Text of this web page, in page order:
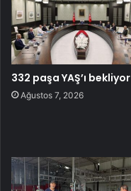
332 paşa YAŞ’ı bekliyor
Ağustos 7, 2026